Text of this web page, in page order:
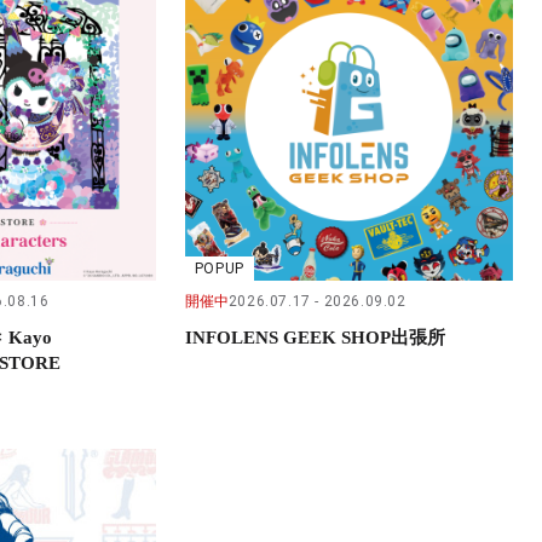
Kayo
POPUP
開催中2026.07.17 2026.09.02
INFOLENS GEEK SHOP出張所